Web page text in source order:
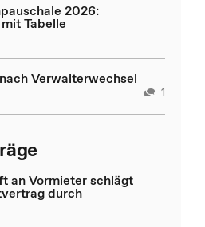
2026:
Tabelle
Verwalterwechsel
1
an Vormieter schlägt
durch